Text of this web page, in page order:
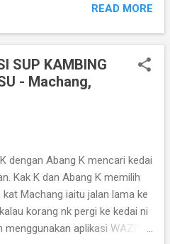
Pekan Dabong sebagai lokasi
perkahwinan ini
mengikut SOP yang
RELA yang bertugas untuk
tetamu yang hadir
baru dalam keluarga beliau,
berkekalan selama-
dapat jumpa Puan Jasmin
depan, orangnya humble,
hati dan sangat mesra dengan
berbeza dari watak yang beliau
READ MORE
SUP KAMBING
- Machang,
dengan Abang K mencari kedai
Kak K dan Abang K memilih
kat Machang iaitu jalan lama ke
korang nk pergi ke kedai ni
aplikasi WAZE